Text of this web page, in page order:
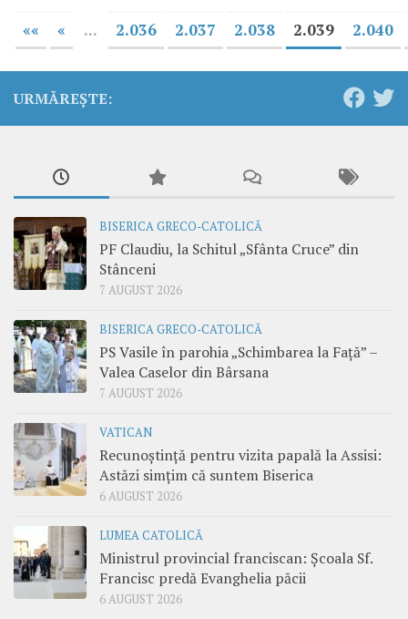
«« « ... 2.036 2.037 2.038 2.039 2.040
URMĂREȘTE:
BISERICA GRECO-CATOLICĂ
PF Claudiu, la Schitul „Sfânta Cruce” din
Stânceni
7 AUGUST 2026
BISERICA GRECO-CATOLICĂ
PS Vasile în parohia „Schimbarea la Față” –
Valea Caselor din Bârsana
7 AUGUST 2026
VATICAN
Recunoștință pentru vizita papală la Assisi:
Astăzi simțim că suntem Biserica
6 AUGUST 2026
LUMEA CATOLICĂ
Ministrul provincial franciscan: Școala Sf.
Francisc predă Evanghelia păcii
6 AUGUST 2026